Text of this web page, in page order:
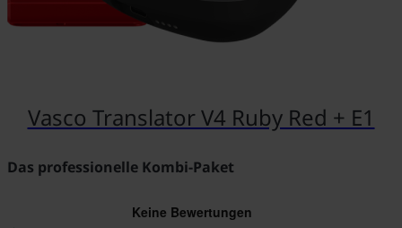
Vasco Translator V4 Ruby Red + E1
Das professionelle Kombi-Paket